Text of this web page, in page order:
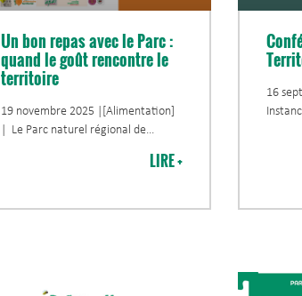
Un bon repas avec le Parc :
quand le goût rencontre le
territoire
19 novembre 2025 |[Alimentation]
| Le Parc naturel régional de
LIRE +
16